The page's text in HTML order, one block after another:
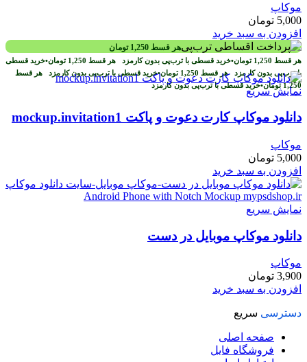
موکاپ
5,000 تومان
افزودن به سبد خرید
هر قسط 1,250 تومان
هر قسط 1,250 تومان•خرید قسطی با ترب‌پی بدون کارمزد هر قسط 1,250 تومان•خرید قسطی
با ترب‌پی بدون کارمزدهر قسط 1,250 تومان•خرید قسطی با ترب‌پی بدون کارمزد هر قسط
1,250 تومان•خرید قسطی با ترب‌پی بدون کارمزدنمایش سریع
دانلود موکاپ کارت دعوت و پاکت mockup.invitation1
موکاپ
5,000 تومان
افزودن به سبد خرید
نمایش سریع
دانلود موکاپ موبایل در دست
موکاپ
3,900 تومان
افزودن به سبد خرید
دسترسی سریع
صفحه اصلی
فروشگاه فایل